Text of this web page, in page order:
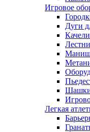
Игровое
Дуги
Легкая